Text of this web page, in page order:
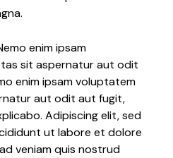
enim ipsam
sit aspernatur aut odit
enim ipsam voluptatem
aut odit aut fugit,
Adipiscing elit, sed
ut labore et dolore
veniam quis nostrud